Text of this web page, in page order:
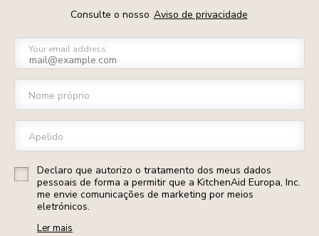
Consulte o nosso Aviso de privacidade
Your email address
Nome próprio
Apelido
Declaro que autorizo o tratamento dos meus dados
pessoais de forma a permitir que a KitchenAid Europa, Inc.
me envie comunicações de marketing por meios
eletrónicos.
Ler mais